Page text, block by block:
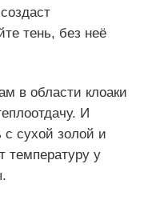
тень, без неё
в области клоаки
И
с сухой золой и
температуру у